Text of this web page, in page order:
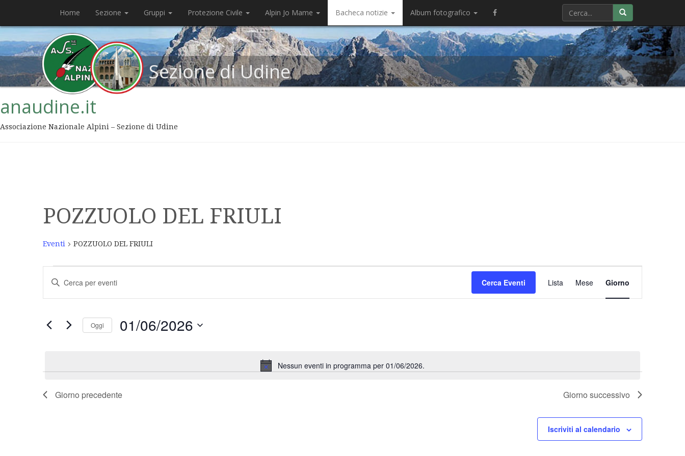
Home Sezione Gruppi Protezione Civile Alpin Jo Mame Bacheca notizie Album fotografico
Sezione di Udine
anaudine.it
Associazione Nazionale Alpini – Sezione di Udine
POZZUOLO DEL FRIULI
Eventi POZZUOLO DEL FRIULI
Notice
Nessun eventi in programma per 01/06/2026.
Eventi
Ricerca
viste
Inserisci
Parola
Chiave.
per
Cerca Eventi
Evento
Viste
Navigazione
Lista Mese Giorno
Oggi 01/06/2026
Giorno precedente Giorno successivo
Iscriviti al calendario